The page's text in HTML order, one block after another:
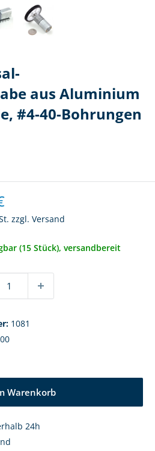
aus Aluminium
#4-40-Bohrungen
zzgl. Versand
(15 Stück), versandbereit
1081
Warenkorb
24h